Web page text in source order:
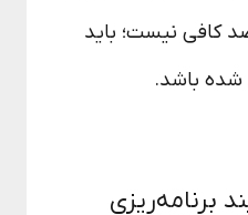
کافی نیست؛ باید
باشد.
برنامه‌ریزی